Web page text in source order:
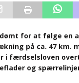
for at følge en
på ca. 47 km.
i færdselsloven
og